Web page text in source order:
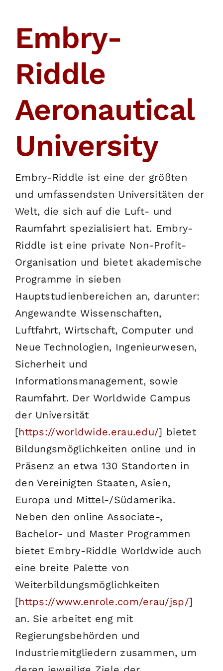
SUCHE
Embry-
Riddle
Aeronautical
University
Embry-Riddle ist eine der größten
und umfassendsten Universitäten der
Welt, die sich auf die Luft- und
Raumfahrt spezialisiert hat. Embry-
Riddle ist eine private Non-Profit-
Organisation und bietet akademische
Programme in sieben
Hauptstudienbereichen an, darunter:
Angewandte Wissenschaften,
Luftfahrt, Wirtschaft, Computer und
Neue Technologien, Ingenieurwesen,
Sicherheit und
Informationsmanagement, sowie
Raumfahrt. Der Worldwide Campus
der Universität
[https://worldwide.erau.edu/] bietet
Bildungsmöglichkeiten online und in
Präsenz an etwa 130 Standorten in
den Vereinigten Staaten, Asien,
Europa und Mittel-/Südamerika.
Neben den online Associate-,
Bachelor- und Master Programmen
bietet Embry-Riddle Worldwide auch
eine breite Palette von
Weiterbildungsmöglichkeiten
[https://www.enrole.com/erau/jsp/]
an. Sie arbeitet eng mit
Regierungsbehörden und
Industriemitgliedern zusammen, um